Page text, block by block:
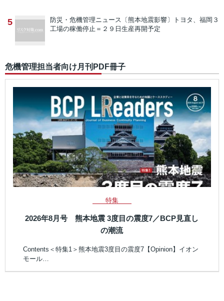
5 防災・危機管理ニュース 〔熊本地震影響〕トヨタ、福岡３
工場の稼働停止＝２９日生産再開予定
危機管理担当者向け月刊PDF冊子
特集
2026年8月号 熊本地震 3度目の震度7／BCP見直し
の潮流
Contents＜特集1＞熊本地震3度目の震度7【Opinion】イオン
モール…